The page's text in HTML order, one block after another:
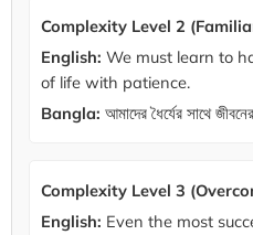
Complexity Level 2
English: We must learn to
of life with patience.
Bangla: আমাদের ধৈর্যের সাথে
Complexity Level 3
English: Even the most